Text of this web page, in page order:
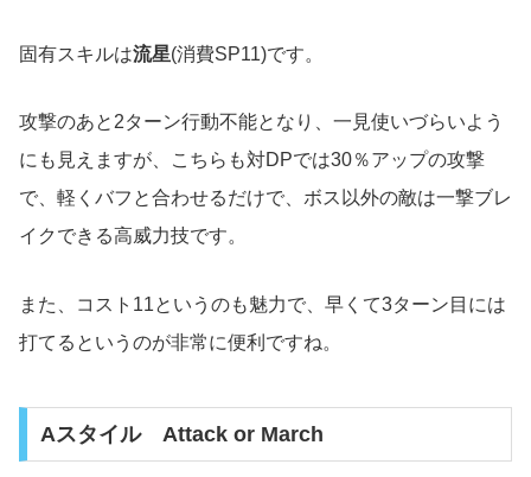
固有スキルは流星(消費SP11)です。
攻撃のあと2ターン行動不能となり、一見使いづらいよう
にも見えますが、こちらも対DPでは30％アップの攻撃
で、軽くバフと合わせるだけで、ボス以外の敵は一撃ブレ
イクできる高威力技です。
また、コスト11というのも魅力で、早くて3ターン目には
打てるというのが非常に便利ですね。
Aスタイル Attack or March